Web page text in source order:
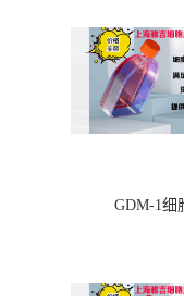
GDM-1细